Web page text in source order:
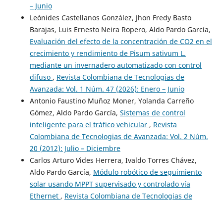
– Junio
Leónides Castellanos González, Jhon Fredy Basto
Barajas, Luis Ernesto Neira Ropero, Aldo Pardo García,
Evaluación del efecto de la concentración de CO2 en el
crecimiento y rendimiento de Pisum sativum L.
mediante un invernadero automatizado con control
difuso , Revista Colombiana de Tecnologias de
Avanzada: Vol. 1 Núm. 47 (2026): Enero – Junio
Antonio Faustino Muñoz Moner, Yolanda Carreño
Gómez, Aldo Pardo García, Sistemas de control
inteligente para el tráfico vehicular , Revista
Colombiana de Tecnologias de Avanzada: Vol. 2 Núm.
20 (2012): Julio – Diciembre
Carlos Arturo Vides Herrera, Ivaldo Torres Chávez,
Aldo Pardo García, Módulo robótico de seguimiento
solar usando MPPT supervisado y controlado vía
Ethernet , Revista Colombiana de Tecnologias de